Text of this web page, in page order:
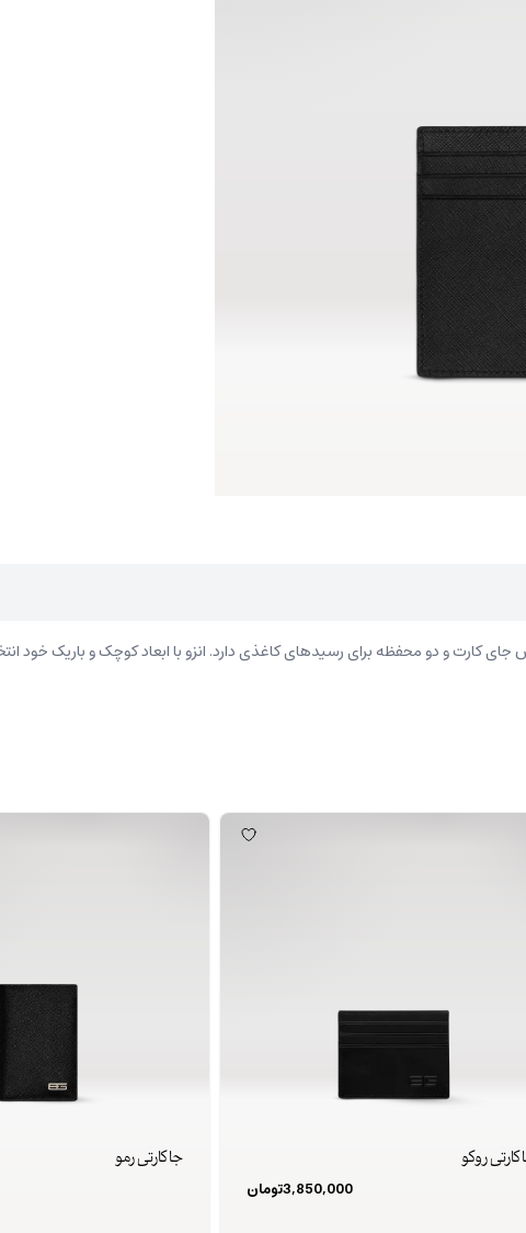
کارت و دو محفظه برای رسیدهای کاغذی دارد. انزو با ابعاد کوچک و باریک خود
کارتی روکو
3,850,000تومان
جا کارتی رمو